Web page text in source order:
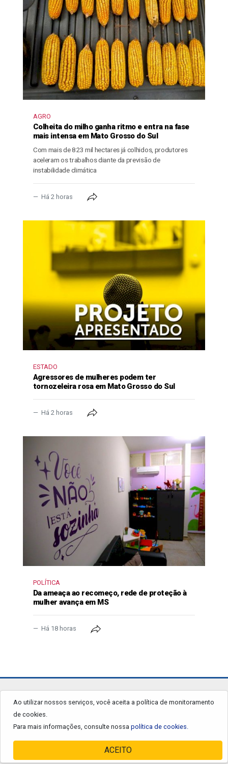
AGRO
Colheita do milho ganha ritmo e entra na fase
mais intensa em Mato Grosso do Sul
Com mais de 823 mil hectares já colhidos, produtores
aceleram os trabalhos diante da previsão de
instabilidade climática
Há 2 horas
ESTADO
Agressores de mulheres podem ter
tornozeleira rosa em Mato Grosso do Sul
Há 2 horas
POLÍTICA
Da ameaça ao recomeço, rede de proteção à
mulher avança em MS
Há 18 horas
Ao utilizar nossos serviços, você aceita a política de monitoramento
de cookies.
Para mais informações, consulte nossa política de cookies.
ACEITO
jornalgrandourados.com.br